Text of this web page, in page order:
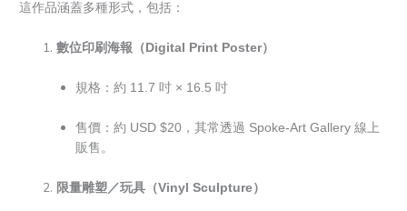
這作品涵蓋多種形式，包括：
數位印刷海報（Digital Print Poster）
規格：約 11.7 吋 × 16.5 吋
售價：約 USD $20，其常透過 Spoke-Art Gallery 線上
販售。
限量雕塑／玩具（Vinyl Sculpture）